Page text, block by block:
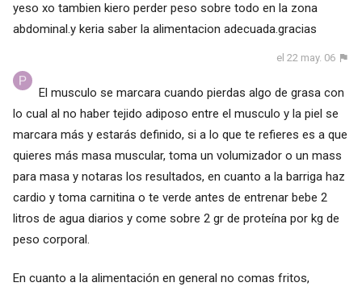
yeso xo tambien kiero perder peso sobre todo en la zona
abdominal.y keria saber la alimentacion adecuada.gracias
el 22 may. 06
El musculo se marcara cuando pierdas algo de grasa con
lo cual al no haber tejido adiposo entre el musculo y la piel se
marcara más y estarás definido, si a lo que te refieres es a que
quieres más masa muscular, toma un volumizador o un mass
para masa y notaras los resultados, en cuanto a la barriga haz
cardio y toma carnitina o te verde antes de entrenar bebe 2
litros de agua diarios y come sobre 2 gr de proteína por kg de
peso corporal.
En cuanto a la alimentación en general no comas fritos,